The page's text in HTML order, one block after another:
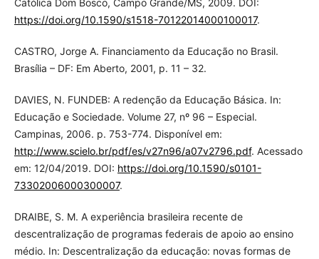
Católica Dom Bosco, Campo Grande/MS, 2009. DOI:
https://doi.org/10.1590/s1518-70122014000100017.
CASTRO, Jorge A. Financiamento da Educação no Brasil.
Brasília – DF: Em Aberto, 2001, p. 11 – 32.
DAVIES, N. FUNDEB: A redenção da Educação Básica. In:
Educação e Sociedade. Volume 27, nº 96 – Especial.
Campinas, 2006. p. 753-774. Disponível em:
http://www.scielo.br/pdf/es/v27n96/a07v2796.pdf. Acessado
em: 12/04/2019. DOI: https://doi.org/10.1590/s0101-
73302006000300007.
DRAIBE, S. M. A experiência brasileira recente de
descentralização de programas federais de apoio ao ensino
médio. In: Descentralização da educação: novas formas de